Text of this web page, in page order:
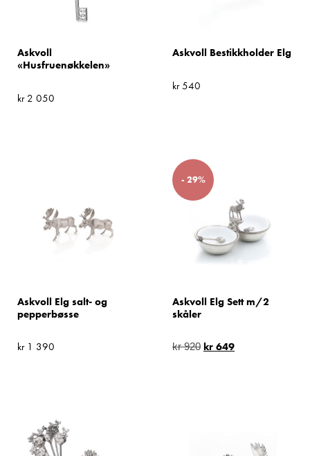
Askvoll
«Husfruenøkkelen»
kr2 050
Askvoll Bestikkholder Elg
kr540
Askvoll Elg salt- og
pepperbøsse
kr1 390
- 29%
Askvoll Elg Sett m/2
skåler
kr920 kr 649